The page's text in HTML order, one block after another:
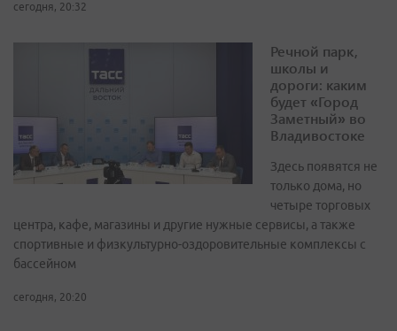
сегодня, 20:32
Речной парк,
школы и
дороги: каким
будет «Город
Заметный» во
Владивостоке
Здесь появятся не
только дома, но
четыре торговых
центра, кафе, магазины и другие нужные сервисы, а также
спортивные и физкультурно-оздоровительные комплексы с
бассейном
сегодня, 20:20